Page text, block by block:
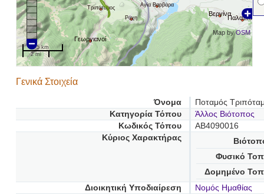
Αγία Βαρβάρα
Τριπόταμος
Βεργίνα
Ράχη Παλατίτσια
Γεωργιανοί
Map byOSM
5 km
2 mi
Γενικά Στοιχεία
Όνομα
Ποταμός
Κατηγορία Τόπου
Άλλος Βιότοπος
Κωδικός Τόπου
AB4090016
Κύριος Χαρακτήρας
Φυσικό
Δομημένο
Διοικητική Υποδιαίρεση
Νομός Ημαθίας